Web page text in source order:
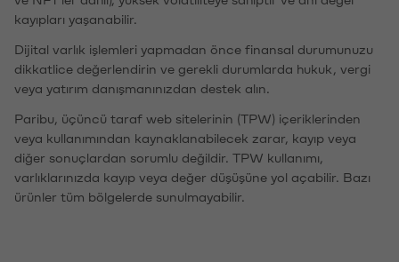
kayıpları yaşanabilir.
Dijital varlık işlemleri yapmadan önce finansal durumunuzu
dikkatlice değerlendirin ve gerekli durumlarda hukuk, vergi
veya yatırım danışmanınızdan destek alın.
Paribu, üçüncü taraf web sitelerinin (TPW) içeriklerinden
veya kullanımından kaynaklanabilecek zarar, kayıp veya
diğer sonuçlardan sorumlu değildir. TPW kullanımı,
varlıklarınızda kayıp veya değer düşüşüne yol açabilir. Bazı
ürünler tüm bölgelerde sunulmayabilir.